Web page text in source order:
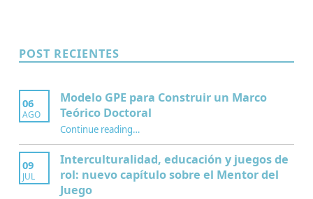
POST RECIENTES
06
AGO
Modelo GPE para Construir un Marco
Teórico Doctoral
Continue reading“Modelo GPE para Construir un Marco Teórico Doctoral”
…
09
JUL
Interculturalidad, educación y juegos de
rol: nuevo capítulo sobre el Mentor del
Juego